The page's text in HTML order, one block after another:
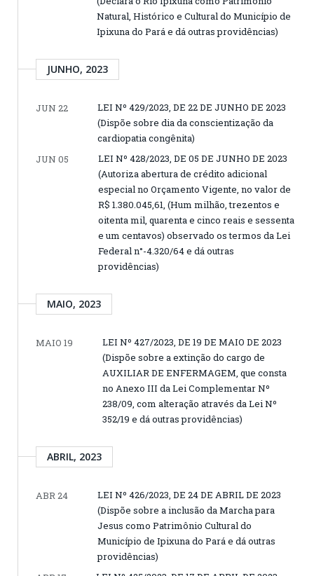
Natural, Histórico e Cultural do Município de
Ipixuna do Pará e dá outras providências)
JUNHO, 2023
JUN 22
LEI Nº 429/2023, DE 22 DE JUNHO DE 2023
(Dispõe sobre dia da conscientização da
cardiopatia congênita)
JUN 05
LEI Nº 428/2023, DE 05 DE JUNHO DE 2023
(Autoriza abertura de crédito adicional
especial no Orçamento Vigente, no valor de
R$ 1.380.045,61, (Hum milhão, trezentos e
oitenta mil, quarenta e cinco reais e sessenta
e um centavos) observado os termos da Lei
Federal n°-4.320/64 e dá outras
providências)
MAIO, 2023
MAIO 19
LEI Nº 427/2023, DE 19 DE MAIO DE 2023
(Dispõe sobre a extinção do cargo de
AUXILIAR DE ENFERMAGEM, que consta
no Anexo III da Lei Complementar Nº
238/09, com alteração através da Lei Nº
352/19 e dá outras providências)
ABRIL, 2023
ABR 24
LEI Nº 426/2023, DE 24 DE ABRIL DE 2023
(Dispõe sobre a inclusão da Marcha para
Jesus como Patrimônio Cultural do
Município de Ipixuna do Pará e dá outras
providências)